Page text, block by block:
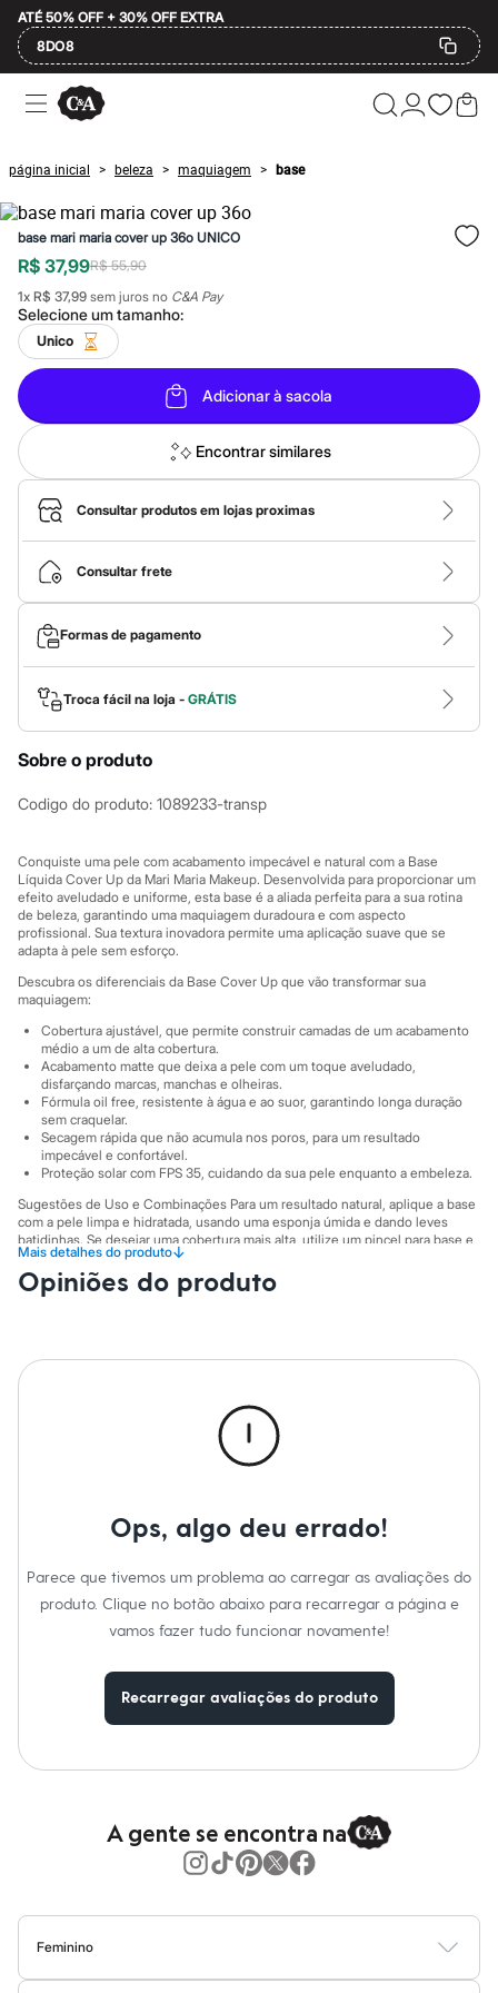
ATÉ 50% OFF + 30% OFF EXTRA
8DO8
Ofertas
Compre por Departamento
Masculino
Infantil
Calçados
Mindse7
Plus Size
Até 20% off
Até 40% off
Até 60% off
A partir de 60% off
Feminino
Em alta
Inverno
Alfaiataria
Novidades
Roupas
Blusas e Camisetas
Básicos
Calças
Casacos e Jaquetas
Jeans
Macacões
Saias
Shorts e Bermudas
Vestidos
Acessórios
Bolsas
Bonés e Chapéus
Bijoux
Cintos
Relógios
Botas
Sandálias
Sapatilhas
Tênis
Marcas
City
Clock House
Mindset
Sawary
Yessica
Moda esportiva
Acessórios
Blusas
Calçados
Leggings
Shorts e Bermudas
Tops
Moda íntima
Calcinhas
Cintas e Modeladores
Meias
Pijamas
Sutiãs e Tops
Moda praia
Saídas de praia
Personagens
Shorts e Saias
Em alta
Dia dos Pais
Camisetas e Regatas
Casacos e Jaquetas
Bolsas e Mochilas
Óculos
Relógios
Botas
página inicial > beleza > maquiagem > base
base mari maria cover up 36o UNICO
R$ 37,99R$ 55,90
1x R$ 37,99 sem juros no C&A Pay
Selecione umtamanho:
Unico
Adicionar à sacola
Encontrar similares
Consultar produtos em lojas proximas
Consultar frete
Formas de pagamento
Troca fácil na loja - GRÁTIS
Sobre o produto
Codigo do produto: 1089233-transp
Conquiste uma pele com acabamento impecável e natural com a Base
Líquida Cover Up da Mari Maria Makeup. Desenvolvida para proporcionar um
efeito aveludado e uniforme, esta base é a aliada perfeita para a sua rotina
de beleza, garantindo uma maquiagem duradoura e com aspecto
profissional. Sua textura inovadora permite uma aplicação suave que se
adapta à pele sem esforço.
Descubra os diferenciais da Base Cover Up que vão transformar sua
maquiagem:
Cobertura ajustável, que permite construir camadas de um acabamento
médio a um de alta cobertura.
Acabamento matte que deixa a pele com um toque aveludado,
disfarçando marcas, manchas e olheiras.
Fórmula oil free, resistente à água e ao suor, garantindo longa duração
sem craquelar.
Secagem rápida que não acumula nos poros, para um resultado
impecável e confortável.
Proteção solar com FPS 35, cuidando da sua pele enquanto a embeleza.
Sugestões de Uso e Combinações Para um resultado natural, aplique a base
com a pele limpa e hidratada, usando uma esponja úmida e dando leves
batidinhas. Se desejar uma cobertura mais alta, utilize um pincel para base e
espalhe o produto do centro do rosto para as extremidades. Finalize com pó
compacto para selar a maquiagem e aumentar ainda mais a durabilidade ao
longo do dia.
Mais detalhes do produto↓
Informacoes gerais:
Opiniões do produto
Ops, algo deu errado!
Parece que tivemos um problema ao carregar as avaliações do
produto. Clique no botão abaixo para recarregar a página e
vamos fazer tudo funcionar novamente!
Recarregar avaliações do produto
A gente se encontra na
Feminino
BlusasCalçasVestidosSaiasCasacosModa PraiaModa Íntima